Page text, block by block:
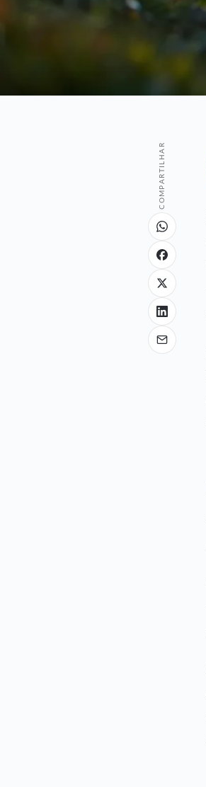
COMPARTILHAR